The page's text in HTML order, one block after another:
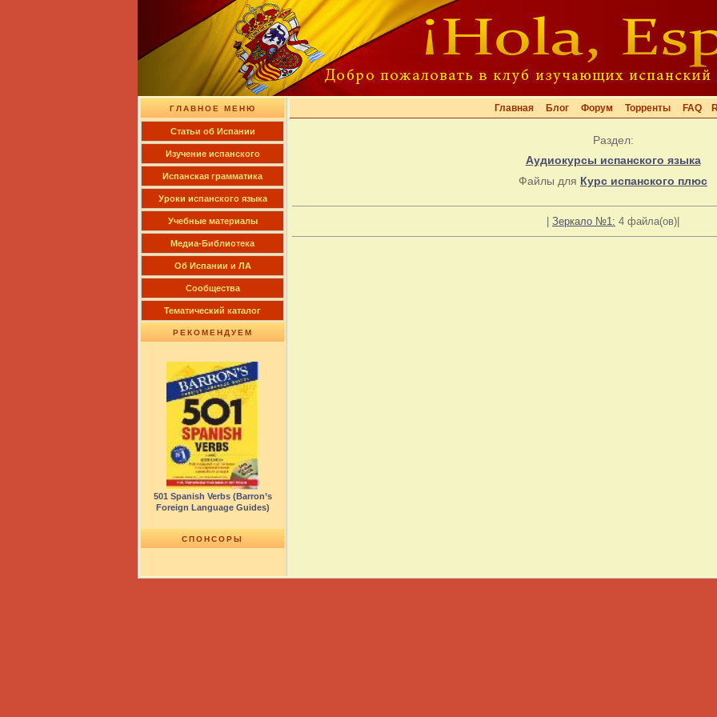
ГЛАВНОЕ МЕНЮ
Cтатьи об Испании
Изучение испанского
Испанская грамматика
Уроки испанского языка
Учебные материалы
Медиа-Библиотека
Об Испании и ЛА
Сообщества
Тематический каталог
РЕКОМЕНДУЕМ
501 Spanish Verbs (Barron’s
Foreign Language Guides)
СПОНСОРЫ
Главная Блог Форум Торренты FAQ
Раздел:
Аудиокурсы испанского языка
Файлы для Курс испанского плюс
Зеркало №1: 4 файла(ов)|